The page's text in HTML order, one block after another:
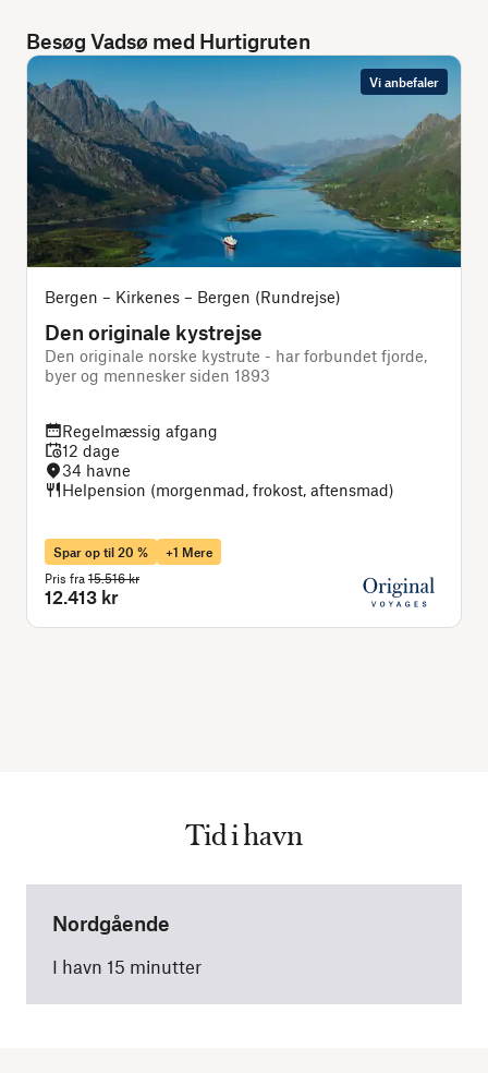
Besøg Vadsø med Hurtigruten
Vi anbefaler
Bergen – Kirkenes – Bergen (Rundrejse)
Den originale kystrejse
Den originale norske kystrute - har forbundet fjorde,
byer og mennesker siden 1893
Regelmæssig afgang
12 dage
34 havne
Helpension (morgenmad, frokost, aftensmad)
Spar op til 20 %
+1 Mere
Pris fra 15.516 kr
12.413 kr
Tid i havn
Nordgående
I havn 15 minutter